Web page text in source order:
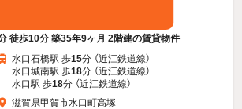
徒歩10分 築35年9ヶ月 2階建の賃貸物件
水口石橋駅 歩15分 （近江鉄道線）
水口城南駅 歩18分 （近江鉄道線）
水口駅 歩18分 （近江鉄道線）
滋賀県甲賀市水口町高塚